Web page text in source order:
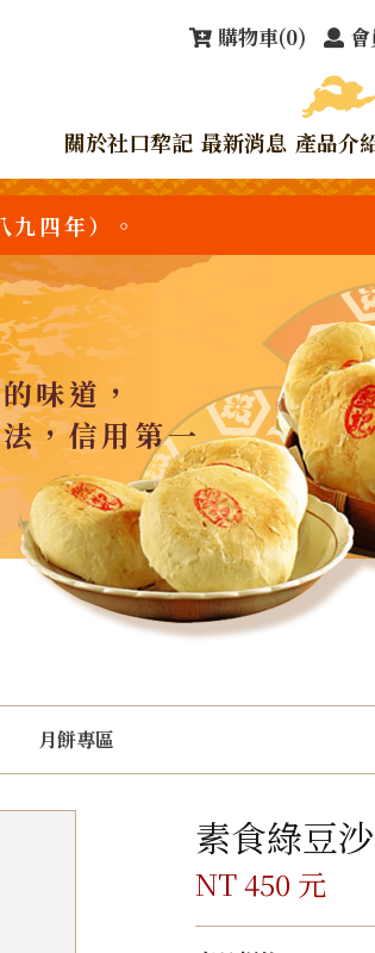
購物車(0)
關於社口犂記 最新消息 產品介
四年）。
味道，
，信用第一
月餅專區
素食綠豆
NT 450 元